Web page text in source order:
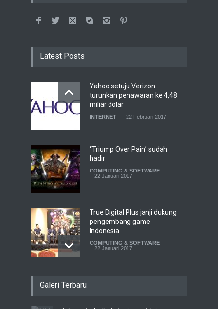
Latest Posts
Yahoo setuju Verizon
turunkan penawaran ke 4,48
miliar dolar
INTERNET 22 Februari 2017
“Triump Over Pain” sudah
hadir
COMPUTING & SOFTWARE
22 Januari 2017
True Digital Plus janji dukung
pengembang game
Indonesia
COMPUTING & SOFTWARE
22 Januari 2017
Galeri Terbaru